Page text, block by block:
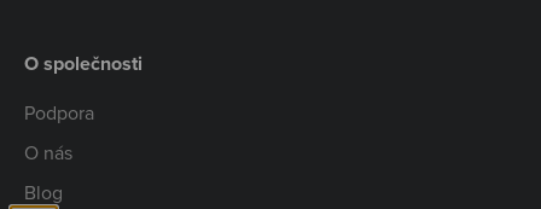
O společnosti
Podpora
O nás
Blog